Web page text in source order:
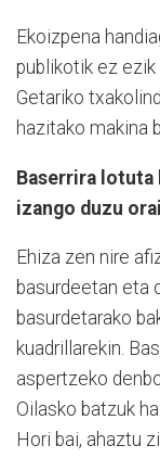
Ekoizpena
publikotik ez
Getariko
hazitako makina
Baserrira lotuta
izango duzu
Ehiza zen nire
basurdeetan eta
basurdetarako
kuadrillarekin.
aspertzeko
Oilasko batzuk
Hori bai, ahaztu